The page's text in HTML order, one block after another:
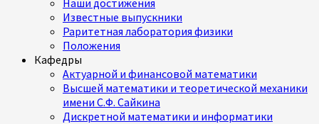
Наши достижения
Известные выпускники
Раритетная лаборатория физики
Положения
Кафедры
Актуарной и финансовой математики
Высшей математики и теоретической механики
имени С.Ф. Сайкина
Дискретной математики и информатики